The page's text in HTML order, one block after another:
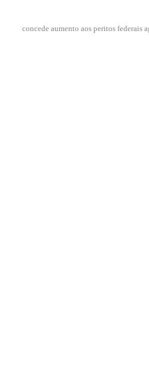
concede aumento aos peritos federais